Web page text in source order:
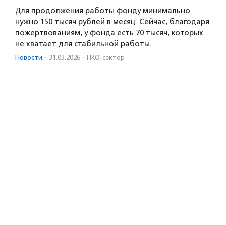
Для продолжения работы фонду минимально
нужно 150 тысяч рублей в месяц. Сейчас, благодаря
пожертвованиям, у фонда есть 70 тысяч, которых
не хватает для стабильной работы.
Новости · 31.03.2026 · НКО-сектор